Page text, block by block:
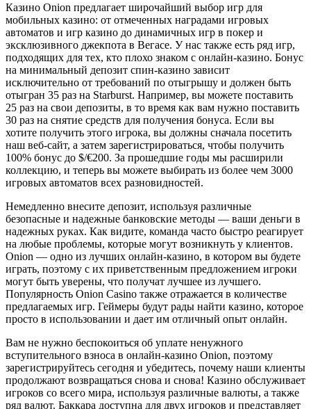
Казино Onion предлагает широчайший выбор игр для
мобильных казино: от отмеченных наградами игровых
автоматов и игр казино до динамичных игр в покер и
эксклюзивного джекпота в Вегасе. У нас также есть ряд игр,
подходящих для тех, кто плохо знаком с онлайн-казино. Бонус
на минимальный депозит спин-казино зависит
исключительно от требований по отыгрышу и должен быть
отыгран 35 раз на Starburst. Например, вы можете поставить
25 раз на свои депозиты, в то время как вам нужно поставить
30 раз на снятие средств для получения бонуса. Если вы
хотите получить этого игрока, вы должны сначала посетить
наш веб-сайт, а затем зарегистрироваться, чтобы получить
100% бонус до $/€200. За прошедшие годы мы расширили
коллекцию, и теперь вы можете выбирать из более чем 3000
игровых автоматов всех разновидностей.
Немедленно внесите депозит, используя различные
безопасные и надежные банковские методы — ваши деньги в
надежных руках. Как видите, команда часто быстро реагирует
на любые проблемы, которые могут возникнуть у клиентов.
Onion — одно из лучших онлайн-казино, в котором вы будете
играть, поэтому с их приветственным предложением игроки
могут быть уверены, что получат лучшее из лучшего.
Популярность Onion Casino также отражается в количестве
предлагаемых игр. Геймеры будут рады найти казино, которое
просто в использовании и дает им отличный опыт онлайн.
Вам не нужно беспокоиться об уплате ненужного
вступительного взноса в онлайн-казино Onion, поэтому
зарегистрируйтесь сегодня и убедитесь, почему наши клиенты
продолжают возвращаться снова и снова! Казино обслуживает
игроков со всего мира, используя различные валюты, а также
ряд валют. Баккара доступна для двух игроков и представляет